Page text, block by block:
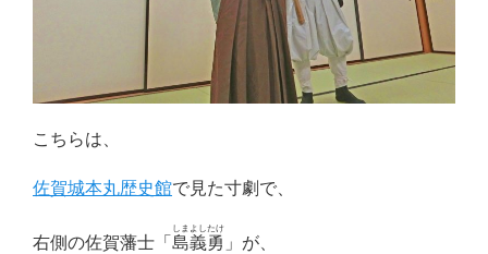
こちらは、
佐賀城本丸歴史館で見た寸劇で、
右側の佐賀藩士「 島義勇
しまよしたけ
」が、